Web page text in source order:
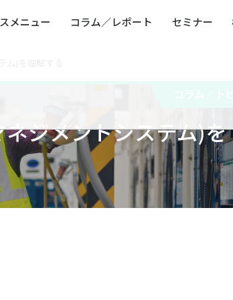
メニュー コラム／レポート セミナー
BCP／
資本課題解決支援
安全文化
ク管理（ERM）
危機管理
アンス・内部統制 海外
ジメントシステム)を